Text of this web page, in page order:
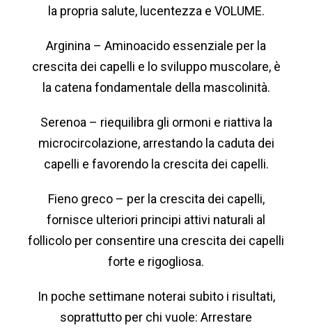
la propria salute, lucentezza e VOLUME.
Arginina – Aminoacido essenziale per la
crescita dei capelli e lo sviluppo muscolare, è
la catena fondamentale della mascolinità.
Serenoa – riequilibra gli ormoni e riattiva la
microcircolazione, arrestando la caduta dei
capelli e favorendo la crescita dei capelli.
Fieno greco – per la crescita dei capelli,
fornisce ulteriori principi attivi naturali al
follicolo per consentire una crescita dei capelli
forte e rigogliosa.
In poche settimane noterai subito i risultati,
soprattutto per chi vuole: Arrestare